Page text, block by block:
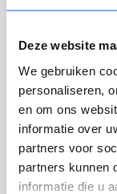
Deze website
We gebruiken
personaliseren,
en om ons
informatie over
partners voor
partners kunnen
informatie die u
De impact
op jouw
TIPS
5 fouten bij
software
VERZUIM